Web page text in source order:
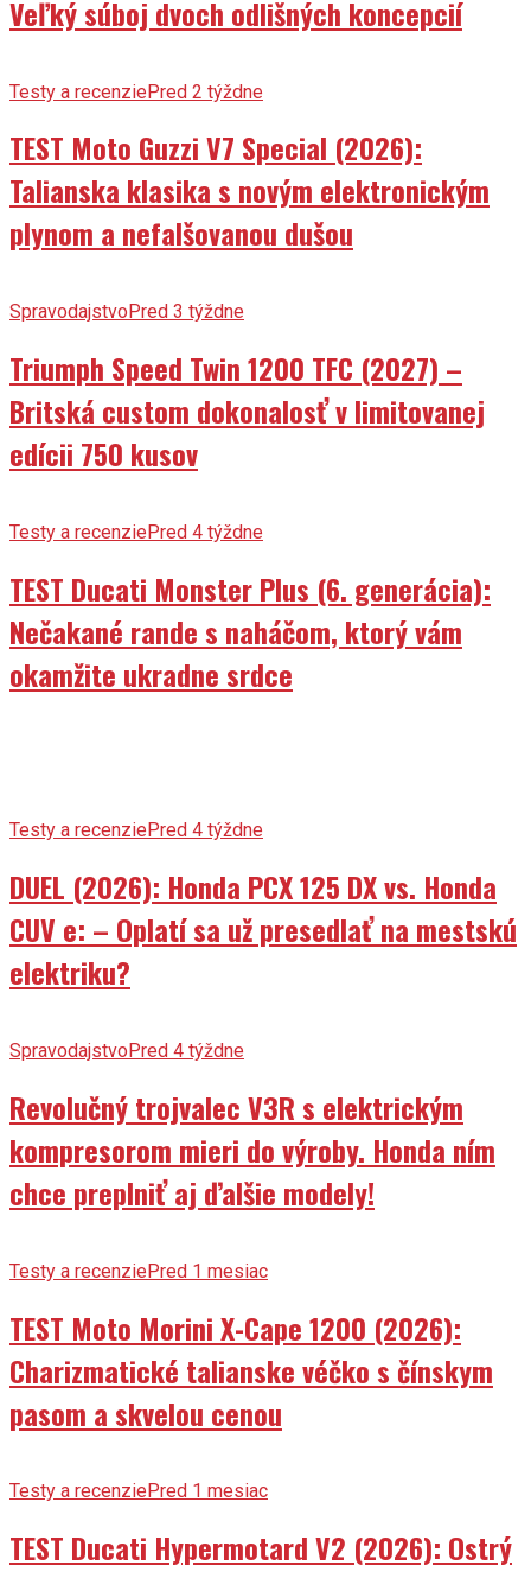
Veľký súboj dvoch odlišných koncepcií
Testy a recenziePred 2 týždne
TEST Moto Guzzi V7 Special (2026):
Talianska klasika s novým elektronickým
plynom a nefalšovanou dušou
SpravodajstvoPred 3 týždne
Triumph Speed Twin 1200 TFC (2027) –
Britská custom dokonalosť v limitovanej
edícii 750 kusov
Testy a recenziePred 4 týždne
TEST Ducati Monster Plus (6. generácia):
Nečakané rande s naháčom, ktorý vám
okamžite ukradne srdce
Testy a recenziePred 4 týždne
DUEL (2026): Honda PCX 125 DX vs. Honda
CUV e: – Oplatí sa už presedlať na mestskú
elektriku?
SpravodajstvoPred 4 týždne
Revolučný trojvalec V3R s elektrickým
kompresorom mieri do výroby. Honda ním
chce preplniť aj ďalšie modely!
Testy a recenziePred 1 mesiac
TEST Moto Morini X-Cape 1200 (2026):
Charizmatické talianske véčko s čínskym
pasom a skvelou cenou
Testy a recenziePred 1 mesiac
TEST Ducati Hypermotard V2 (2026): Ostrý